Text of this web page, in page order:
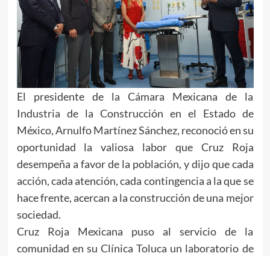
El presidente de la Cámara Mexicana de la
Industria de la Construcción en el Estado de
México, Arnulfo Martínez Sánchez, reconoció en su
oportunidad la valiosa labor que Cruz Roja
desempeña a favor de la población, y dijo que cada
acción, cada atención, cada contingencia a la que se
hace frente, acercan a la construcción de una mejor
sociedad.
Cruz Roja Mexicana puso al servicio de la
comunidad en su Clínica Toluca un laboratorio de